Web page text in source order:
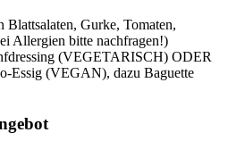
Blattsalaten, Gurke, Tomaten,
Allergien bitte nachfragen!)
(VEGETARISCH) ODER
Essig (VEGAN), dazu Baguette